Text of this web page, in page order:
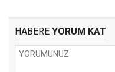
HABERE YORUM KAT